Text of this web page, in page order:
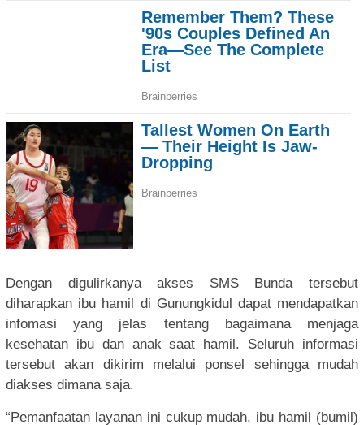
Dengan digulirkanya akses SMS Bunda tersebut
diharapkan ibu hamil di Gunungkidul dapat mendapatkan
infomasi yang jelas tentang bagaimana menjaga
kesehatan ibu dan anak saat hamil. Seluruh informasi
tersebut akan dikirim melalui ponsel sehingga mudah
diakses dimana saja.
“Pemanfaatan layanan ini cukup mudah, ibu hamil (bumil)